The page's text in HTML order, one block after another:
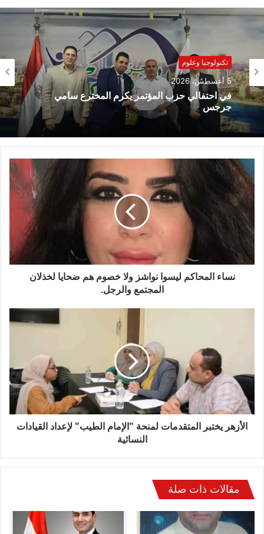
تكنولوجيا وعلوم
5 أغسطس، 2026
في احتفالي حزب المؤتمر يكرم المخترع سامي
جرجس
نساء المحاكم ليسوا نواشز ولا خصوم هم ضحايا لخذلان
المجتمع والرجل.
الأزهر يختبر المتقدمات لمنحة "الإمام الطيب" لإعداد القيادات
النسائية
مقالات ذات صلة